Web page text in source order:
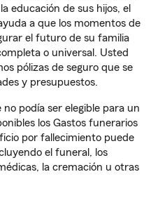
educación de sus hijos, el
a que los momentos de
el futuro de su familia
o universal. Usted
pólizas de seguro que se
y presupuestos.
podía ser elegible para un
los Gastos funerarios
por fallecimiento puede
el funeral, los
la cremación u otras